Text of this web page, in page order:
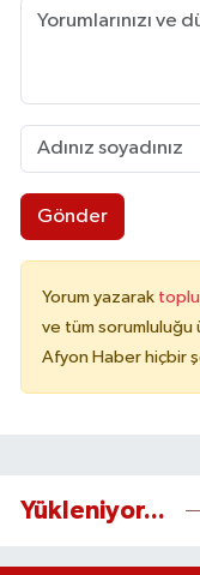
Gönder
Yorum yazarak
ve tüm sorumluluğu
Afyon Haber hiçbir
Yükleniyor...